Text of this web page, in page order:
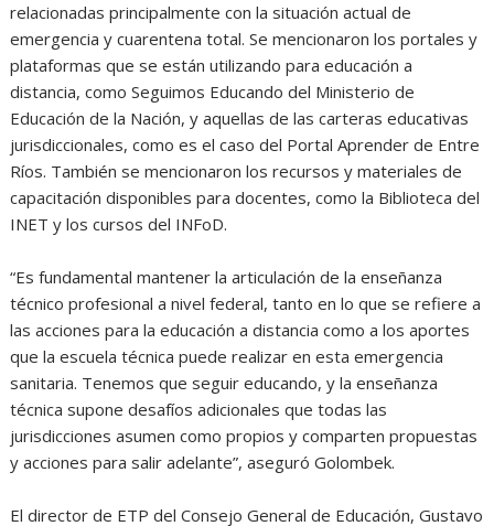
relacionadas principalmente con la situación actual de
emergencia y cuarentena total. Se mencionaron los portales y
plataformas que se están utilizando para educación a
distancia, como Seguimos Educando del Ministerio de
Educación de la Nación, y aquellas de las carteras educativas
jurisdiccionales, como es el caso del Portal Aprender de Entre
Ríos. También se mencionaron los recursos y materiales de
capacitación disponibles para docentes, como la Biblioteca del
INET y los cursos del INFoD.
“Es fundamental mantener la articulación de la enseñanza
técnico profesional a nivel federal, tanto en lo que se refiere a
las acciones para la educación a distancia como a los aportes
que la escuela técnica puede realizar en esta emergencia
sanitaria. Tenemos que seguir educando, y la enseñanza
técnica supone desafíos adicionales que todas las
jurisdicciones asumen como propios y comparten propuestas
y acciones para salir adelante”, aseguró Golombek.
El director de ETP del Consejo General de Educación, Gustavo